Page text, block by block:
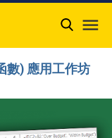

數) 應用工作坊